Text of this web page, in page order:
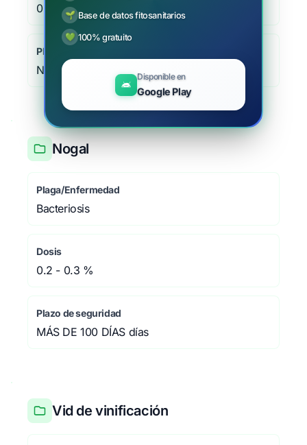
0.2 - 0.3 %
Plazo de seguridad
NP días
Nogal
Plaga/Enfermedad
Bacteriosis
Dosis
0.2 - 0.3 %
Plazo de seguridad
MÁS DE 100 DÍAS días
Vid de vinificación
🌱 Base de datos fitosanitarios
💚 100% gratuito
Disponible en
Google Play